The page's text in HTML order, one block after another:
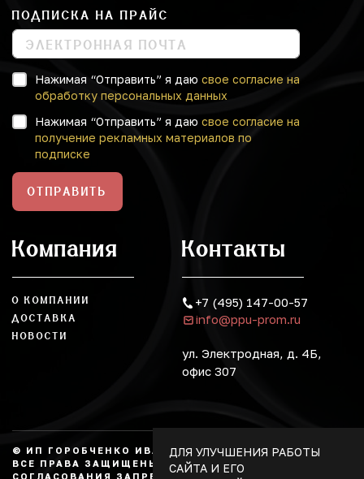
ПОДПИСКА НА ПРАЙС
Нажимая “Отправить” я даю свое согласие на
обработку персональных данных
Нажимая “Отправить” я даю свое согласие на
получение рекламных материалов по
подписке
ОТПРАВИТЬ
Компания
О КОМПАНИИ
ДОСТАВКА
НОВОСТИ
Контакты
+7 (495) 147-00-57
info@ppu-prom.ru
ул. Электродная, д. 4Б,
офис 307
© ИП ГОРОБЧЕНКО ИВАН АЛЕКСАНДРОВИЧ, 2026.
ВСЕ ПРАВА ЗАЩИЩЕНЫ, КОПИРОВАНИЕ БЕЗ
СОГЛАСОВАНИЯ ЗАПРЕЩЕНО. НЕ ЯВЛЯЕТСЯ
ДЛЯ УЛУЧШЕНИЯ РАБОТЫ
САЙТА И ЕГО